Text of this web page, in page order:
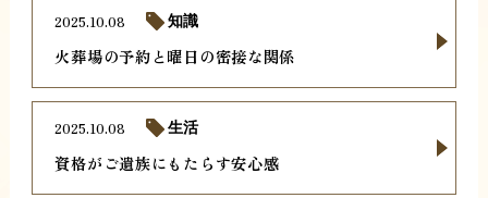
火葬場の予約と曜日の密接な関係
2025.10.08 知識
資格がご遺族にもたらす安心感
2025.10.08 生活